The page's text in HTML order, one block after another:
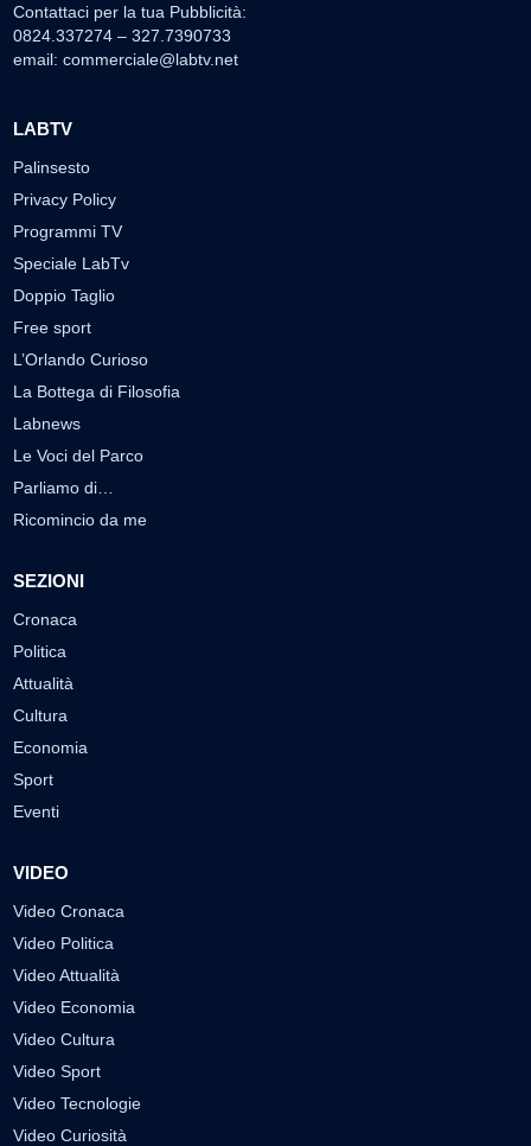
Contattaci per la tua Pubblicità:
0824.337274 – 327.7390733
email: commerciale@labtv.net
LABTV
Palinsesto
Privacy Policy
Programmi TV
Speciale LabTv
Doppio Taglio
Free sport
L’Orlando Curioso
La Bottega di Filosofia
Labnews
Le Voci del Parco
Parliamo di…
Ricomincio da me
SEZIONI
Cronaca
Politica
Attualità
Cultura
Economia
Sport
Eventi
VIDEO
Video Cronaca
Video Politica
Video Attualità
Video Economia
Video Cultura
Video Sport
Video Tecnologie
Video Curiosità